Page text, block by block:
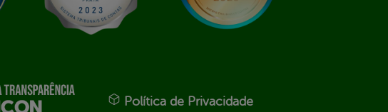
Política de Privacidade